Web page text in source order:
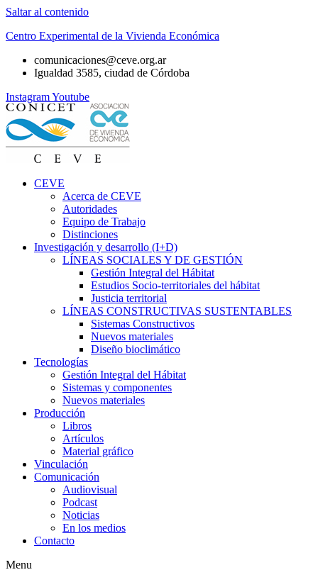
Saltar al contenido
Centro Experimental de la Vivienda Económica
comunicaciones@ceve.org.ar
Igualdad 3585, ciudad de Córdoba
InstagramYoutube
CEVE
Acerca de CEVE
Autoridades
Equipo de Trabajo
Distinciones
Investigación y desarrollo (I+D)
LÍNEAS SOCIALES Y DE GESTIÓN
Gestión Integral del Hábitat
Estudios Socio-territoriales del hábitat
Justicia territorial
LÍNEAS CONSTRUCTIVAS SUSTENTABLES
Sistemas Constructivos
Nuevos materiales
Diseño bioclimático
Tecnologías
Gestión Integral del Hábitat
Sistemas y componentes
Nuevos materiales
Producción
Libros
Artículos
Material gráfico
Vinculación
Comunicación
Audiovisual
Podcast
Noticias
En los medios
Contacto
Menu